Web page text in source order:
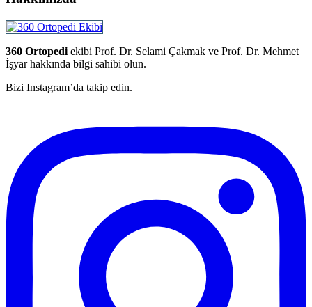
360 Ortopedi ekibi Prof. Dr. Selami Çakmak ve Prof. Dr. Mehmet
İşyar hakkında bilgi sahibi olun.
Bizi Instagram’da takip edin.